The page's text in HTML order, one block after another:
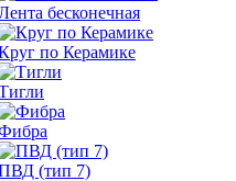
бесконечная
по Керамике
(тип 7)